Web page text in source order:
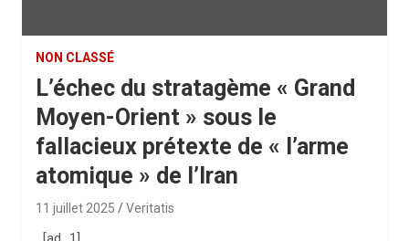
NON CLASSÉ
L’échec du stratagème « Grand
Moyen-Orient » sous le
fallacieux prétexte de « l’arme
atomique » de l’Iran
11 juillet 2025 Veritatis